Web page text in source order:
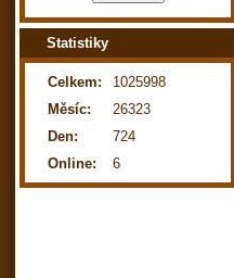
Statistiky
Online: 6
Celkem:
1025998
Měsíc:
26323
Den:
724